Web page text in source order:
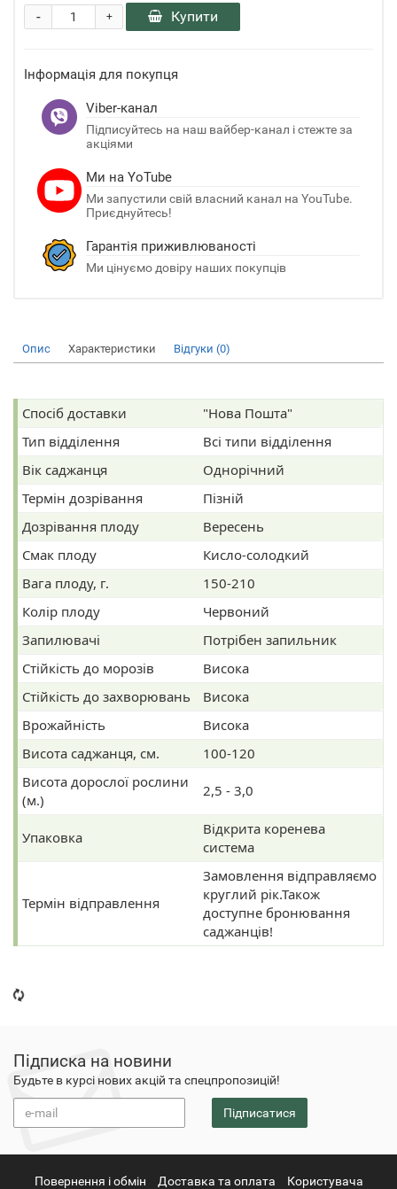
+
- Купити
Інформація для покупця
Viber-канал
Підписуйтесь на наш вайбер-канал і стежте за
акціями
Ми на YoTube
Ми запустили свій власний канал на YouTube.
Приєднуйтесь!
Гарантія приживлюваності
Ми цінуємо довіру наших покупців
Опис Характеристики Відгуки (0)
Спосіб доставки
"Нова Пошта"
Тип відділення
Всі типи відділення
Вік саджанця
Однорічний
Термін дозрівання
Пізній
Дозрівання плоду
Вересень
Смак плоду
Кисло-солодкий
Вага плоду, г.
150-210
Колір плоду
Червоний
Запилювачі
Потрібен запильник
Стійкість до морозів
Висока
Стійкість до захворювань
Висока
Врожайність
Висока
Висота саджанця, см.
100-120
Висота дорослої рослини
(м.)
2,5 - 3,0
Упаковка
Відкрита коренева
система
Термін відправлення
Замовлення відправляємо
круглий рік.Також
доступне бронювання
саджанців!
Підписка на новини
Будьте в курсі нових акцій та спецпропозицій!
Підписатися
Повернення i обмін Доставка та оплата Користувача